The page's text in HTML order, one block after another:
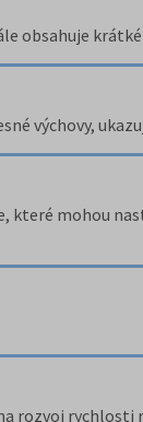
obsahuje
výchovy,
které mohou
rozvoj